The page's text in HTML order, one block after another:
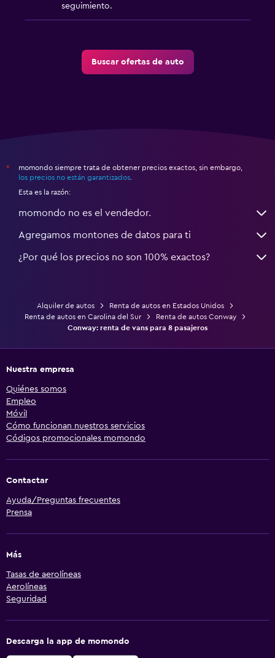
seguimiento.
Buscar ofertas de auto
*
momondo siempre trata de obtener precios exactos, sin embargo,
los precios no están garantizados.
Esta es la razón:
momondo no es el vendedor.
Agregamos montones de datos para ti
¿Por qué los precios no son 100% exactos?
Alquiler de autos
Renta de autos en Estados Unidos
Renta de autos en Carolina del Sur
Renta de autos Conway
Conway: renta de vans para 8 pasajeros
Nuestra empresa
Quiénes somos
Empleo
Móvil
Cómo funcionan nuestros servicios
Códigos promocionales momondo
Contactar
Ayuda/Preguntas frecuentes
Prensa
Más
Tasas de aerolíneas
Aerolíneas
Seguridad
Descarga la app de momondo